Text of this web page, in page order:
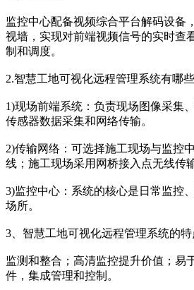
监控中心配备视频综合平台解码设备
视墙，实现对前端视频信号的实时查
制和调度。
2.智慧工地可视化远程管理系统有哪
1)现场前端系统：负责现场图像采集
传感器数据采集和网络传输。
2)传输网络：可选择施工现场与监控
线；施工现场采用网桥接入点无线传输
3)监控中心：系统的核心是日常监控
场所。
3、智慧工地可视化远程管理系统的特
监测和整合；高清监控提升价值；易
件，集成管理和控制。